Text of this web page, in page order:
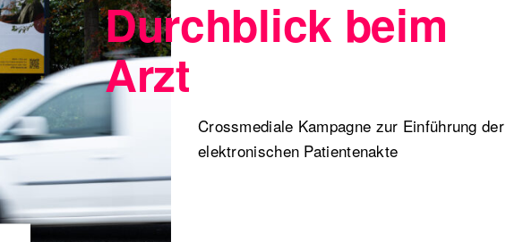
Durchblick beim
Arzt
Crossmediale Kampagne zur Einführung der
elektronischen Patientenakte